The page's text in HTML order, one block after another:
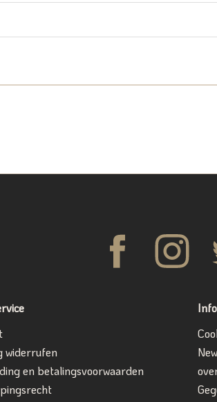
widerrufen
en betalingsvoorwaarden